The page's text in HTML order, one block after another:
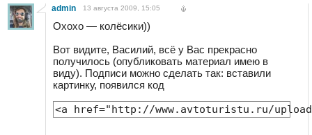
admin 13 августа 2009, 15:05
Охохо — колёсики))
Вот видите, Василий, всё у Вас прекрасно
получилось (опубликовать материал имею в
виду). Подписи можно сделать так: вставили
картинку, появился код
<a href="http://www.avtoturistu.ru/